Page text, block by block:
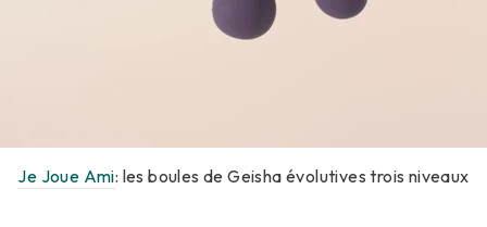
Je Joue Ami: les boules de Geisha évolutives trois niveaux